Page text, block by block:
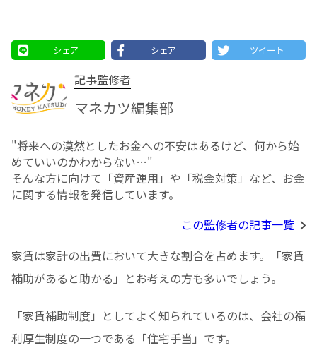
シェア シェア ツイート
記事監修者
マネカツ編集部
"将来への漠然としたお⾦への不安はあるけど、何から始
めていいのかわからない…"
そんな方に向けて「資産運用」や「税金対策」など、お金
に関する情報を発信しています。
この監修者の記事一覧
家賃は家計の出費において大きな割合を占めます。「家賃
補助があると助かる」とお考えの方も多いでしょう。
「家賃補助制度」としてよく知られているのは、会社の福
利厚生制度の一つである「住宅手当」です。